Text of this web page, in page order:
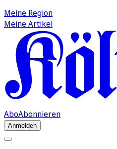
Meine Region
Meine Artikel
AboAbonnieren
Anmelden